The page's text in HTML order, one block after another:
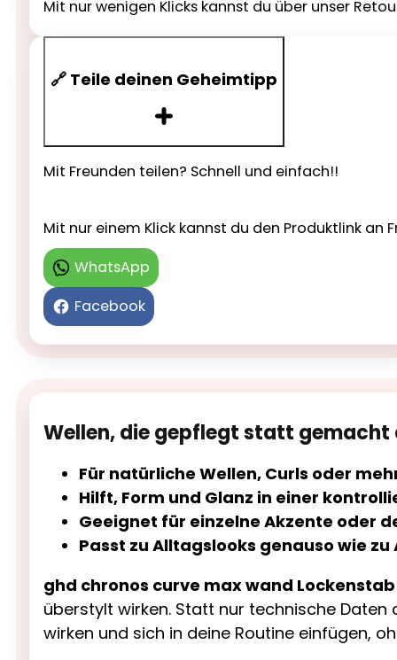
Mit nur wenigen Klicks kannst du über unser
🔗 Teile deinen Geheimtipp
Mit Freunden teilen? Schnell und einfach!!
Mit nur einem Klick kannst du den Produktlink an
WhatsApp
Facebook
Wellen, die gepflegt statt gemacht
Für natürliche Wellen, Curls oder
Hilft, Form und Glanz in einer
Geeignet für einzelne Akzente oder
Passt zu Alltagslooks genauso wie
ghd chronos curve max wand Lockenstab
überstylt wirken. Statt nur technische Daten
wirken und sich in deine Routine einfügen,